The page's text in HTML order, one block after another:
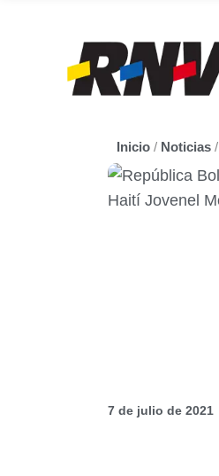
Inicio / Noticias /
7 de julio de 2021